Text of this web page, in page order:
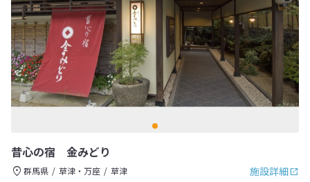
昔心の宿 金みどり
施設詳細
群馬県 草津・万座
草津